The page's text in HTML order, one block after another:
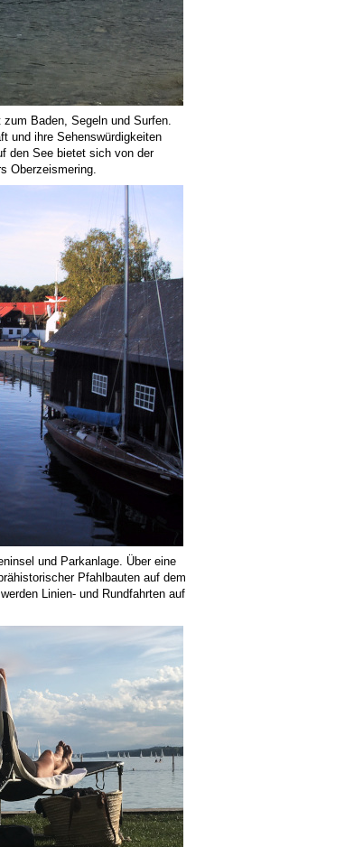
Baden, Segeln und Surfen.
und ihre Sehenswürdigkeiten
den See bietet sich von der
Oberzeismering.
und Parkanlage. Über eine
Pfahlbauten auf dem
Linien- und Rundfahrten auf